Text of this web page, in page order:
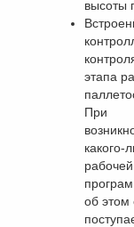
высоты
этапа
При
какого-
рабочей
об этом